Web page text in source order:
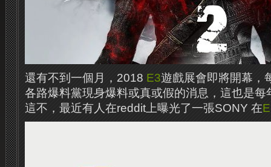
還有不到一個月，2018 E3遊戲展會即將開幕，
各路爆料黨現身爆料或真或假的消息，這也是每
這不，最近有人在reddit上曝光了一張SONY 在